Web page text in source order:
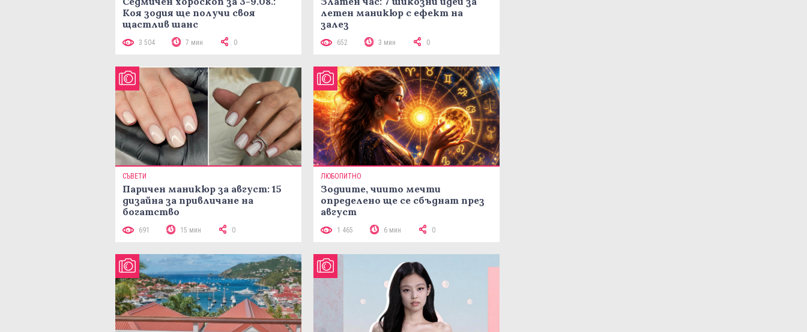
Коя зодия ще получи своя
щастлив шанс
3 504 7 мин 0
летен маникюр с ефект на
залез
652 3 мин 0
СЪВЕТИ
Паричен маникюр за август: 15
дизайна за привличане на
богатство
691 15 мин 0
ЛЮБОПИТНО
Зодиите, чиито мечти
определено ще се сбъднат през
август
1 465 6 мин 0